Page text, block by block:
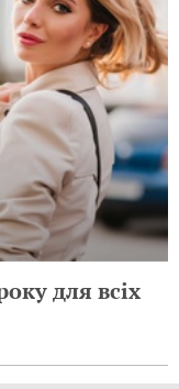
для всіх